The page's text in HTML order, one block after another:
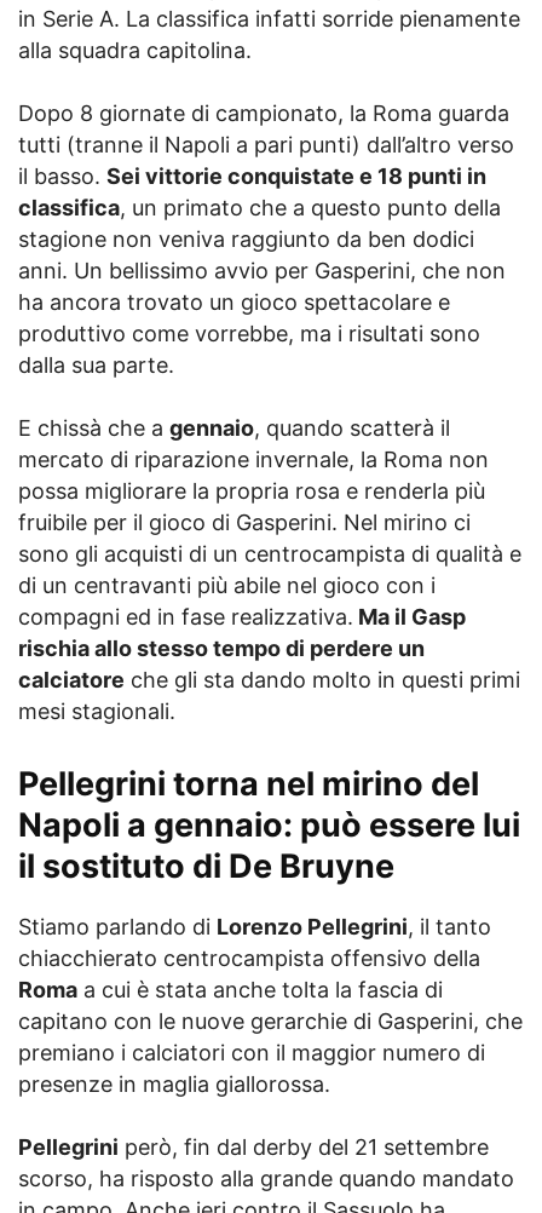
in Serie A. La classifica infatti sorride pienamente
alla squadra capitolina.
Dopo 8 giornate di campionato, la Roma guarda
tutti (tranne il Napoli a pari punti) dall’altro verso
il basso. Sei vittorie conquistate e 18 punti in
classifica, un primato che a questo punto della
stagione non veniva raggiunto da ben dodici
anni. Un bellissimo avvio per Gasperini, che non
ha ancora trovato un gioco spettacolare e
produttivo come vorrebbe, ma i risultati sono
dalla sua parte.
E chissà che a gennaio, quando scatterà il
mercato di riparazione invernale, la Roma non
possa migliorare la propria rosa e renderla più
fruibile per il gioco di Gasperini. Nel mirino ci
sono gli acquisti di un centrocampista di qualità e
di un centravanti più abile nel gioco con i
compagni ed in fase realizzativa. Ma il Gasp
rischia allo stesso tempo di perdere un
calciatore che gli sta dando molto in questi primi
mesi stagionali.
Pellegrini torna nel mirino del
Napoli a gennaio: può essere lui
il sostituto di De Bruyne
Stiamo parlando di Lorenzo Pellegrini, il tanto
chiacchierato centrocampista offensivo della
Roma a cui è stata anche tolta la fascia di
capitano con le nuove gerarchie di Gasperini, che
premiano i calciatori con il maggior numero di
presenze in maglia giallorossa.
Pellegrini però, fin dal derby del 21 settembre
scorso, ha risposto alla grande quando mandato